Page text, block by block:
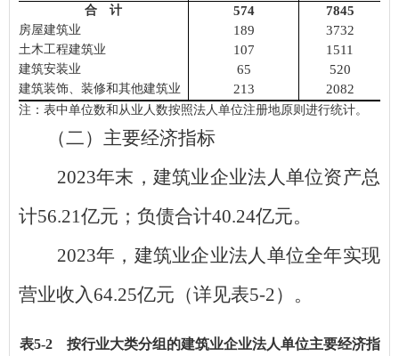
合 计 574 7845
房屋建筑业 189 3732
土木工程建筑业 107 1511
建筑安装业 65 520
建筑装饰、装修和其他建筑业 213 2082
注：表中单位数和从业人数按照法人单位注册地原则进行统计。
（二）主要经济指标
2023年末，建筑业企业法人单位资产总
计56.21亿元；负债合计40.24亿元。
2023年，建筑业企业法人单位全年实现
营业收入64.25亿元（详见表5-2）。
表5-2按行业大类分组的建筑业企业法人单位主要经济指